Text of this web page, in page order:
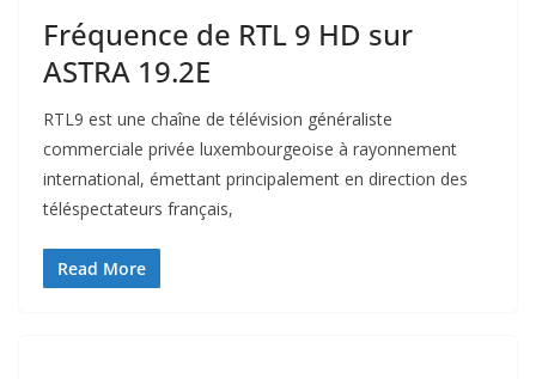
Fréquence de RTL 9 HD sur
ASTRA 19.2E
RTL9 est une chaîne de télévision généraliste
commerciale privée luxembourgeoise à rayonnement
international, émettant principalement en direction des
téléspectateurs français,
Read More